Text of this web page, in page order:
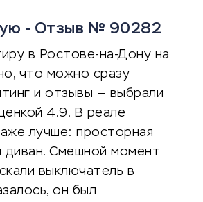
- Отзыв № 90282
в Ростове-на-Дону на
что можно сразу
и отзывы — выбрали
4.9. В реале
лучше: просторная
диван. Смешной момент
выключатель в
он был